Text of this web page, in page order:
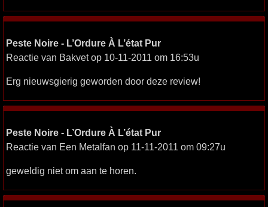
Peste Noire - L’Ordure À L’état Pur
Reactie van Bakvet op 10-11-2011 om 16:53u
Erg nieuwsgierig geworden door deze review!
Peste Noire - L’Ordure À L’état Pur
Reactie van Een Metalfan op 11-11-2011 om 09:27u
geweldig niet om aan te horen.